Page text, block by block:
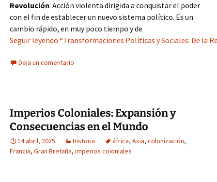
Revolución: Acción violenta dirigida a conquistar el poder
con el fin de establecer un nuevo sistema político. Es un
cambio rápido, en muy poco tiempo y de
Seguir leyendo “Transformaciones Políticas y Sociales: De la
Deja un comentario
Imperios Coloniales: Expansión y
Consecuencias en el Mundo
14 abril, 2025 Historia áfrica, Asia, colonización,
Francia, Gran Bretaña, imperios coloniales